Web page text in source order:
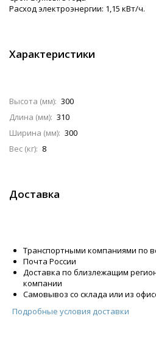
Расход электроэнергии: 1,15 кВт/ч.
Характеристики
Высота (мм): 300
Длина (мм): 310
Ширина (мм): 300
Вес (кг): 8
Доставка
Транспортными компаниями по
Почта России
Доставка по близлежащим
компании
Самовывоз со склада или из
Подробные условия доставки